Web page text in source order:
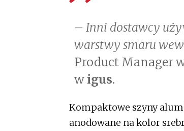
– Inni dostawcy
warstwy smaru
Product Manager
w igus.
Kompaktowe szyny
anodowane na kolor